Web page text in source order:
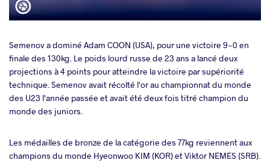
Semenov a dominé Adam COON (USA), pour une victoire 9-0 en
finale des 130kg. Le poids lourd russe de 23 ans a lancé deux
projections à 4 points pour atteindre la victoire par supériorité
technique. Semenov avait récolté l'or au championnat du monde
des U23 l'année passée et avait été deux fois titré champion du
monde des juniors.
Les médailles de bronze de la catégorie des 77kg reviennent aux
champions du monde Hyeonwoo KIM (KOR) et Viktor NEMES (SRB).